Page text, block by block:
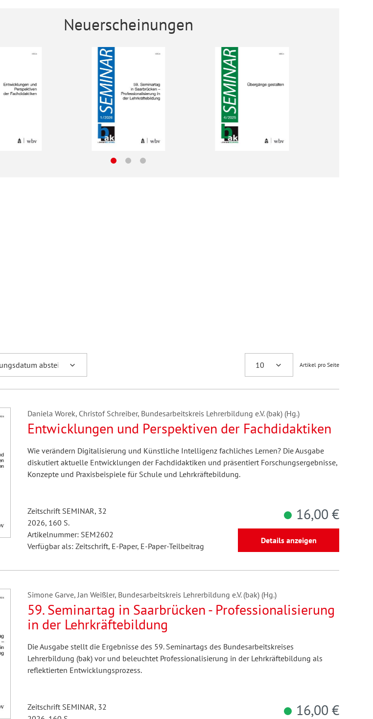
Neuerscheinungen
Artikel pro Seite
Daniela Worek, Christof Schreiber, Bundesarbeitskreis Lehrerbildung e.V. (bak) (Hg.)
Entwicklungen und Perspektiven der Fachdidaktiken
Wie verändern Digitalisierung und Künstliche Intelligenz fachliches Lernen? Die Ausgabe
diskutiert aktuelle Entwicklungen der Fachdidaktiken und präsentiert Forschungsergebnisse,
Konzepte und Praxisbeispiele für Schule und Lehrkräftebildung.
Zeitschrift SEMINAR, 32
2026, 160 S.
Artikelnummer: SEM2602
Verfügbar als: Zeitschrift, E-Paper, E-Paper-Teilbeitrag
16,00 €
Details anzeigen
Simone Garve, Jan Weißler, Bundesarbeitskreis Lehrerbildung e.V. (bak) (Hg.)
59. Seminartag in Saarbrücken - Professionalisierung
in der Lehrkräftebildung
Die Ausgabe stellt die Ergebnisse des 59. Seminartags des Bundesarbeitskreises
Lehrerbildung (bak) vor und beleuchtet Professionalisierung in der Lehrkräftebildung als
reflektierten Entwicklungsprozess.
Zeitschrift SEMINAR, 32
16,00 €